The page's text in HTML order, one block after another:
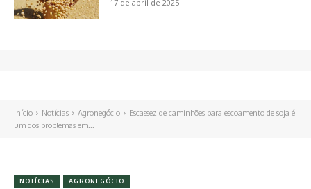
17 de abril de 2025